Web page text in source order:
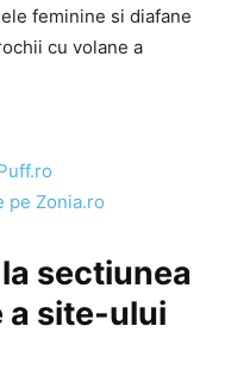
feminine si diafane
cu volane a
pe Zonia.ro
sectiunea
a site-ului